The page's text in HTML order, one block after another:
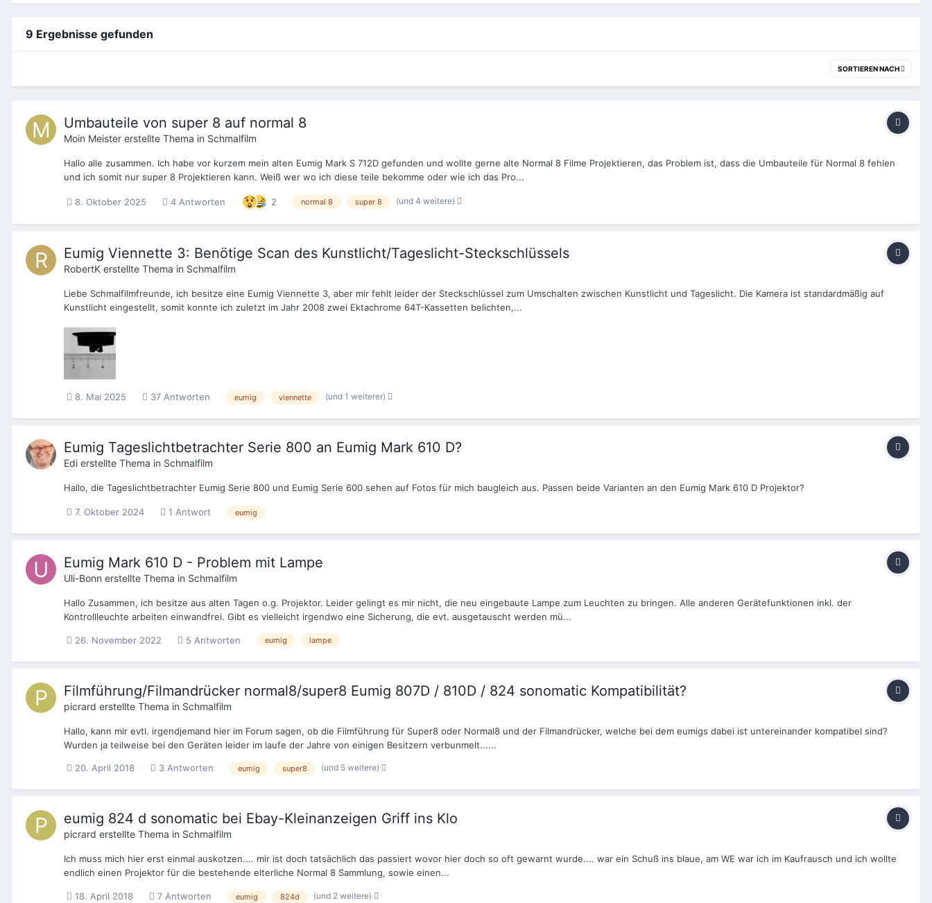
9 Ergebnisse gefunden
SORTIEREN NACH
Umbauteile von super 8 auf normal 8
Moin Meister erstellte Thema in Schmalfilm
Hallo alle zusammen. Ich habe vor kurzem mein alten Eumig Mark S 712D gefunden und wollte gerne alte Normal 8 Filme Projektieren, das Problem ist, dass die Umbauteile für Normal 8 fehlen
und ich somit nur super 8 Projektieren kann. Weiß wer wo ich diese teile bekomme oder wie ich das Pro...
8. Oktober 2025 4 Antworten 2 normal 8 super 8 (und 4 weitere)
Eumig Viennette 3: Benötige Scan des Kunstlicht/Tageslicht-Steckschlüssels
RobertK erstellte Thema in Schmalfilm
Liebe Schmalfilmfreunde, ich besitze eine Eumig Viennette 3, aber mir fehlt leider der Steckschlüssel zum Umschalten zwischen Kunstlicht und Tageslicht. Die Kamera ist standardmäßig auf
Kunstlicht eingestellt, somit konnte ich zuletzt im Jahr 2008 zwei Ektachrome 64T-Kassetten belichten,...
8. Mai 2025 37 Antworten eumig viennette (und 1 weiterer)
Eumig Tageslichtbetrachter Serie 800 an Eumig Mark 610 D?
Edi erstellte Thema in Schmalfilm
Hallo, die Tageslichtbetrachter Eumig Serie 800 und Eumig Serie 600 sehen auf Fotos für mich baugleich aus. Passen beide Varianten an den Eumig Mark 610 D Projektor?
7. Oktober 2024 1 Antwort eumig
Eumig Mark 610 D - Problem mit Lampe
Uli-Bonn erstellte Thema in Schmalfilm
Hallo Zusammen, ich besitze aus alten Tagen o.g. Projektor. Leider gelingt es mir nicht, die neu eingebaute Lampe zum Leuchten zu bringen. Alle anderen Gerätefunktionen inkl. der
Kontrollleuchte arbeiten einwandfrei. Gibt es vielleicht irgendwo eine Sicherung, die evt. ausgetauscht werden mü...
26. November 2022 5 Antworten eumig lampe
Filmführung/Filmandrücker normal8/super8 Eumig 807D / 810D / 824 sonomatic Kompatibilität?
picrard erstellte Thema in Schmalfilm
Hallo, kann mir evtl. irgendjemand hier im Forum sagen, ob die Filmführung für Super8 oder Normal8 und der Filmandrücker, welche bei dem eumigs dabei ist untereinander kompatibel sind?
Wurden ja teilweise bei den Geräten leider im laufe der Jahre von einigen Besitzern verbunmelt......
20. April 2018 3 Antworten eumig super8 (und 5 weitere)
eumig 824 d sonomatic bei Ebay-Kleinanzeigen Griff ins Klo
picrard erstellte Thema in Schmalfilm
Ich muss mich hier erst einmal auskotzen.... mir ist doch tatsächlich das passiert wovor hier doch so oft gewarnt wurde.... war ein Schuß ins blaue, am WE war ich im Kaufrausch und ich wollte
endlich einen Projektor für die bestehende elterliche Normal 8 Sammlung, sowie einen...
18. April 2018 7 Antworten eumig 824d (und 2 weitere)